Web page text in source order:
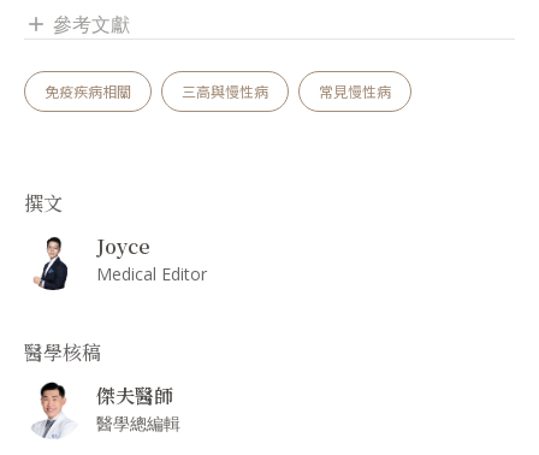
add 參考文獻
免疫疾病相關 三高與慢性病 常見慢性病
撰文
Joyce
Medical Editor
醫學核稿
傑夫醫師
醫學總編輯